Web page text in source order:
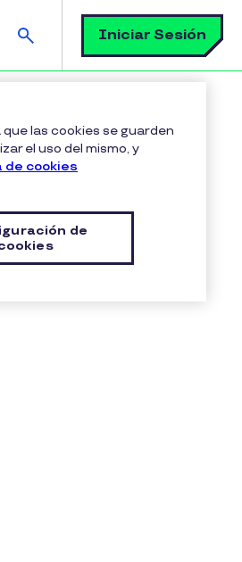
Buscar
Iniciar Sesión
las cookies se guarden
el uso del mismo, y
de cookies
de